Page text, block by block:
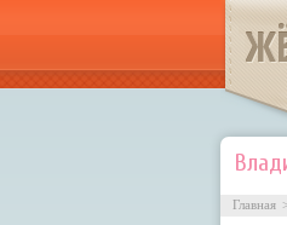
Главная